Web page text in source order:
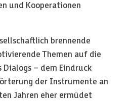
und Kooperationen
brennende
Themen auf die
Dialogs – dem Eindruck
der Instrumente an
Jahren eher ermüdet